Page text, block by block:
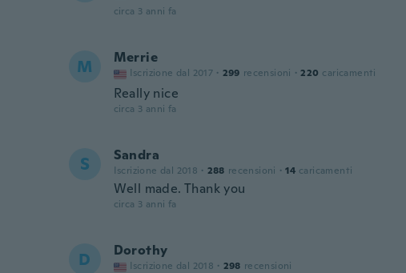
circa 3 anni fa
M Merrie
Iscrizione dal 2017 · 299 recensioni · 220 caricamenti
Really nice
circa 3 anni fa
S Sandra
Iscrizione dal 2018 · 288 recensioni · 14 caricamenti
Well made. Thank you
circa 3 anni fa
D Dorothy
Iscrizione dal 2018 · 298 recensioni